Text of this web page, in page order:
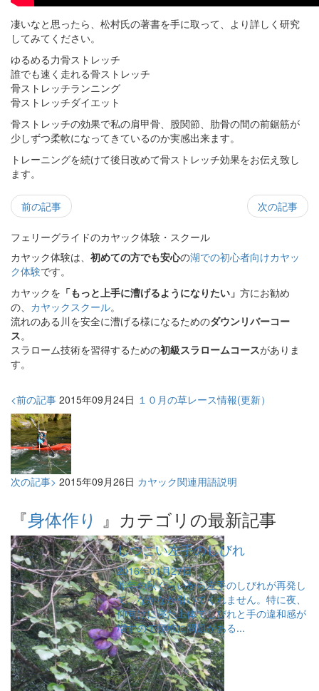
凄いなと思ったら、松村氏の著書を手に取って、より詳しく研究
してみてください。
ゆるめる力骨ストレッチ
誰でも速く走れる骨ストレッチ
骨ストレッチランニング
骨ストレッチダイエット
骨ストレッチの効果で私の肩甲骨、股関節、肋骨の間の前鋸筋が
少しずつ柔軟になってきているのか実感出来ます。
トレーニングを続けて後日改めて骨ストレッチ効果をお伝え致し
ます。
前の記事 次の記事
フェリーグライドのカヤック体験・スクール
カヤック体験は、 初めての方でも安心の湖での初心者向けカヤッ
ク体験です。
カヤックを 「もっと上手に漕げるようになりたい」 方にお勧め
の、 カヤックスクール。
流れのある川を安全に漕げる様になるためのダウンリバーコー
ス。
スラローム技術を習得するための初級スラロームコースがありま
す。
<前の記事 2015年09月24日 １０月の草レース情報(更新）
次の記事> 2015年09月26日 カヤック関連用語説明
『身体作り 』カテゴリの最新記事
しつこい左手のしびれ
2016年01月27日
昨年の秋ぐらいから左手のしびれが再発し
て、なかなか引いてくれません。特に夜、
仰向けに寝た上体でしびれと手の違和感が
増すので頸椎に問題がある...